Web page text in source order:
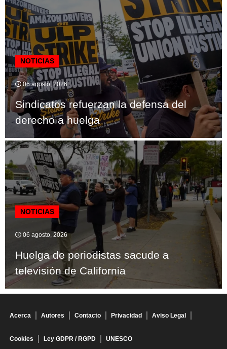
NOTICIAS
06 agosto, 2026
Sindicatos refuerzan la defensa del
derecho a huelga
NOTICIAS
06 agosto, 2026
Huelga de periodistas sacude a
televisión de California
Acerca Autores Contacto Privacidad Aviso Legal
Cookies Ley GDPR / RGPD UNESCO